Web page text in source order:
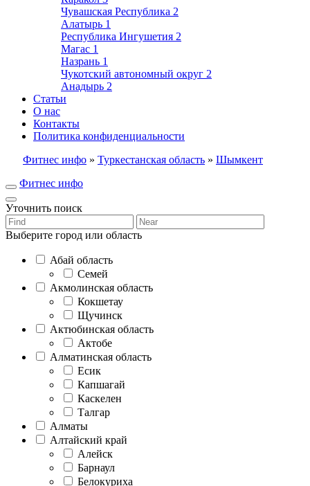
Чувашская Республика 2
Алатырь 1
Республика Ингушетия 2
Магас 1
Назрань 1
Чукотский автономный округ 2
Анадырь 2
Статьи
О нас
Контакты
Политика конфиденциальности
Фитнес инфо » Туркестанская область » Шымкент
Фитнес инфо
Уточнить поиск
Выберите город или область
Абай область
Семей
Акмолинская область
Кокшетау
Щучинск
Актюбинская область
Актобе
Алматинская область
Есик
Капшагай
Каскелен
Талгар
Алматы
Алтайский край
Алейск
Барнаул
Белокуриха